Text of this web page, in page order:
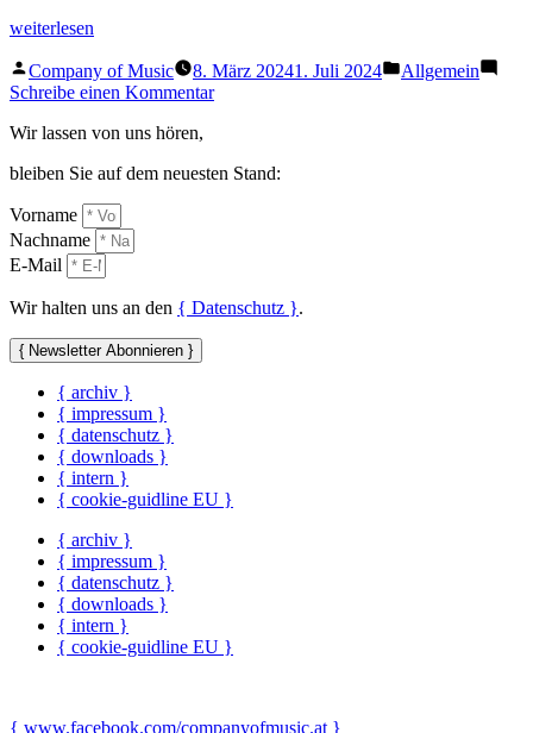
„Missa
Marcelli“
weiterlesen
Veröffentlicht
von
Company of Music 8. März 20241. Juli 2024
Veröffentlicht
Allgemein
Schreibe einen Kommentarzu
Wir lassen von uns hören,
bleiben Sie auf dem neuesten Stand:
Vorname
Nachname
E-Mail
Wir halten uns an den { Datenschutz }.
{ Newsletter Abonnieren }
{ archiv }
{ impressum }
{ datenschutz }
{ downloads }
{ intern }
{ cookie-guidline EU }
{ archiv }
{ impressum }
{ datenschutz }
{ downloads }
{ intern }
{ cookie-guidline EU }
{ www.facebook.com/companyofmusic.at }